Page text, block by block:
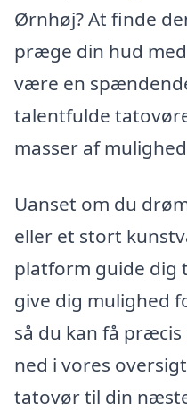
Ørnhøj? At finde
præge din hud
være en
talentfulde
masser af
Uanset om du
eller et stort
platform guide dig
give dig mulighed
så du kan få
ned i vores
tatovør til din